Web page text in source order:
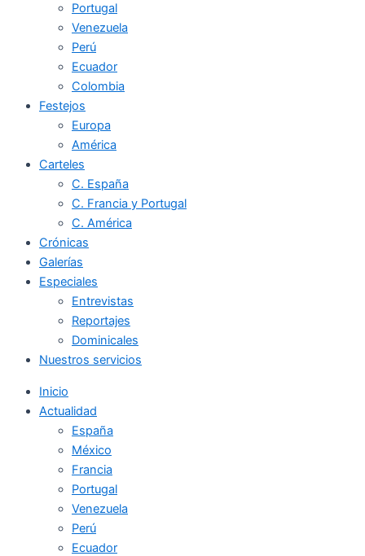
Portugal
Venezuela
Perú
Ecuador
Colombia
Festejos
Europa
América
Carteles
C. España
C. Francia y Portugal
C. América
Crónicas
Galerías
Especiales
Entrevistas
Reportajes
Dominicales
Nuestros servicios
Inicio
Actualidad
España
México
Francia
Portugal
Venezuela
Perú
Ecuador